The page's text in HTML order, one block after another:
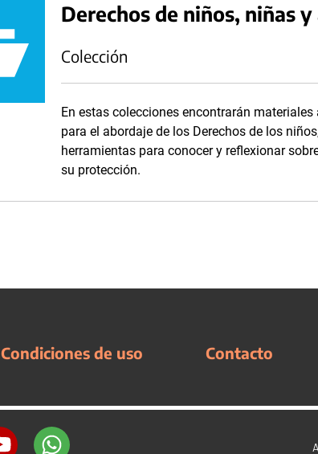
Derechos de niños, niñas
Colección
En estas colecciones encontrarán
para el abordaje de los Derechos de los
herramientas para conocer y reflexionar
su protección.
Condiciones de uso Contacto